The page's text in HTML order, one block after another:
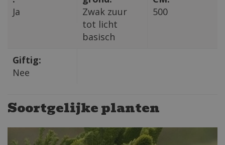
Ja
Zwak zuur
tot licht
basisch
500
Giftig:
Nee
Soortgelijke planten